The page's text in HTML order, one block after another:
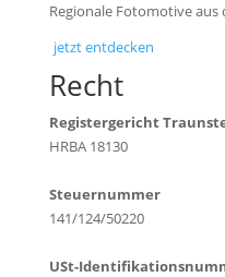
Regionale Fotomotive aus
jetzt entdecken
Recht
Registergericht
HRBA 18130
Steuernummer
141/124/50220
USt-